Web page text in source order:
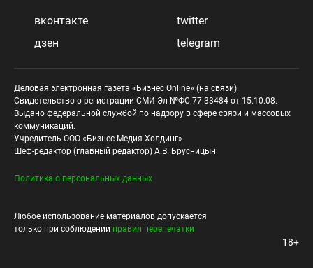
вконтакте
twitter
дзен
telegram
Деловая электронная газета «Бизнес Online» (на связи).
Свидетельство о регистрации СМИ Эл №ФС 77-33484 от 15.10.08.
Выдано федеральной службой по надзору в сфере связи и массовых
коммуникаций.
Учредитель ООО «Бизнес Медия Холдинг»
Шеф-редактор (главный редактор) А.В. Брусницын
Политика о персональных данных
Любое использование материалов допускается
только при соблюдении правил перепечатки
18+